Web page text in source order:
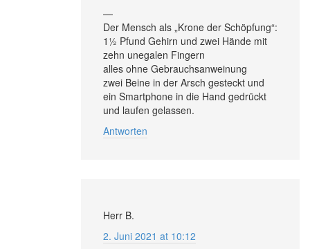
—
Der Mensch als „Krone der Schöpfung“:
1½ Pfund Gehirn und zwei Hände mit
zehn unegalen Fingern
alles ohne Gebrauchsanweinung
zwei Beine in der Arsch gesteckt und
ein Smartphone in die Hand gedrückt
und laufen gelassen.
Antworten
Herr B.
2. Juni 2021 at 10:12